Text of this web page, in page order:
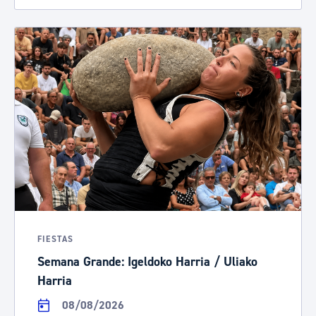
FIESTAS
Semana Grande: Igeldoko Harria / Uliako
Harria
08/08/2026